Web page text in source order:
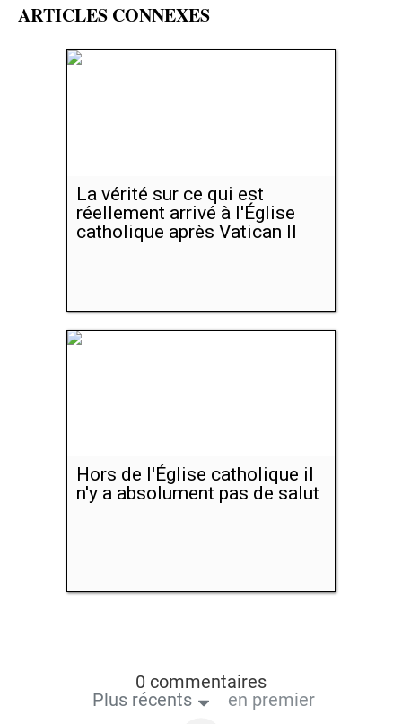
ARTICLES CONNEXES
La vérité sur ce qui est
réellement arrivé à l'Église
catholique après Vatican II
Hors de l'Église catholique il
n'y a absolument pas de salut
0 commentaires
Plus récents
en premier